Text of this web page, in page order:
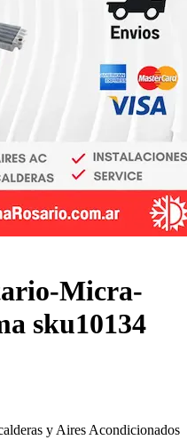
Micra-
sku10134
y Aires Acondicionados